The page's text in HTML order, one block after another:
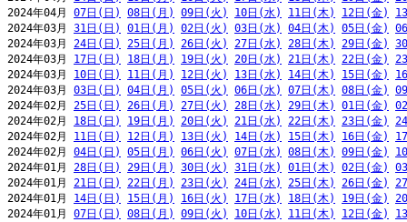
2024年04月 07日(日) 08日(月) 09日(火) 10日(水) 11日(木) 12日(金)
2024年03月 31日(日) 01日(月) 02日(火) 03日(水) 04日(木) 05日(金)
2024年03月 24日(日) 25日(月) 26日(火) 27日(水) 28日(木) 29日(金)
2024年03月 17日(日) 18日(月) 19日(火) 20日(水) 21日(木) 22日(金)
2024年03月 10日(日) 11日(月) 12日(火) 13日(水) 14日(木) 15日(金)
2024年03月 03日(日) 04日(月) 05日(火) 06日(水) 07日(木) 08日(金)
2024年02月 25日(日) 26日(月) 27日(火) 28日(水) 29日(木) 01日(金)
2024年02月 18日(日) 19日(月) 20日(火) 21日(水) 22日(木) 23日(金)
2024年02月 11日(日) 12日(月) 13日(火) 14日(水) 15日(木) 16日(金)
2024年02月 04日(日) 05日(月) 06日(火) 07日(水) 08日(木) 09日(金)
2024年01月 28日(日) 29日(月) 30日(火) 31日(水) 01日(木) 02日(金)
2024年01月 21日(日) 22日(月) 23日(火) 24日(水) 25日(木) 26日(金)
2024年01月 14日(日) 15日(月) 16日(火) 17日(水) 18日(木) 19日(金)
2024年01月 07日(日) 08日(月) 09日(火) 10日(水) 11日(木) 12日(金)